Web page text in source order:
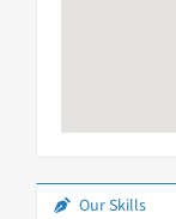
Our Skills